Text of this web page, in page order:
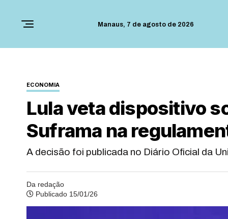
Manaus, 7 de agosto de 2026
ECONOMIA
Lula veta dispositivo
Suframa na
A decisão foi publicada no Diário Oficial da
Da redação
Publicado 15/01/26